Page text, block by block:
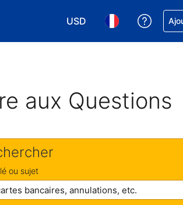
USD
Choisissez votre devise.
Choisissez
aux Questions
ou sujet